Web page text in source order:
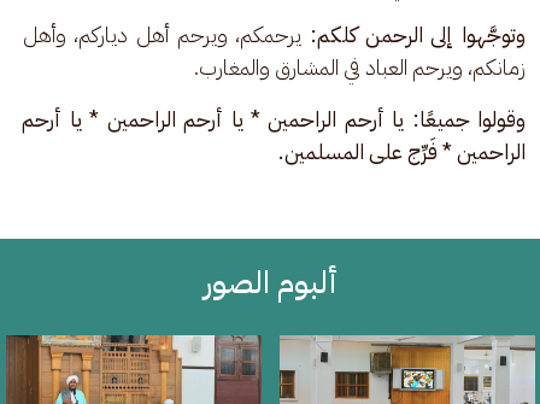
وتوجَّهوا إلى الرحمن كلكم: يرحمكم، ويرحم أهل دياركم، وأهل
زمانكم، ويرحم العباد في المشارق والمغارب.
وقولوا جميعًا: يا أرحم الراحمين * يا أرحم الراحمين * يا أرحم
الراحمين * فَرِّج على المسلمين.
ألبوم الصور